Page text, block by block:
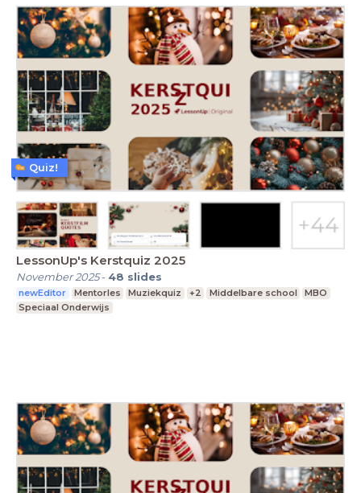
LessonUp's Kerstquiz 2025
November 2025- 48 slides
newEditor Mentorles Muziekquiz +2 Middelbare school
MBO
Speciaal Onderwijs
Quiz!